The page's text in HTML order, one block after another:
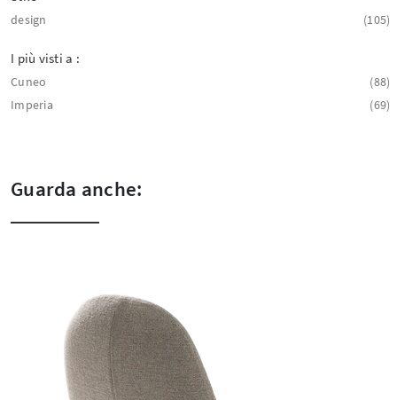
design 105
I più visti a :
Cuneo
88
Imperia
69
Guarda anche: